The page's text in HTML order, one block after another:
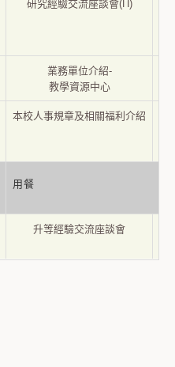
研究經驗交流座談會(Π)
業務單位介紹-
教學資源中心
本校人事規章及相關福利介紹
用餐
升等經驗交流座談會